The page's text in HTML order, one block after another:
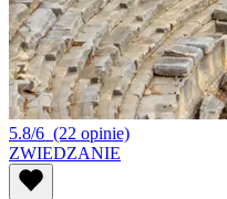
5.8/6 (22 opinie)
ZWIEDZANIE